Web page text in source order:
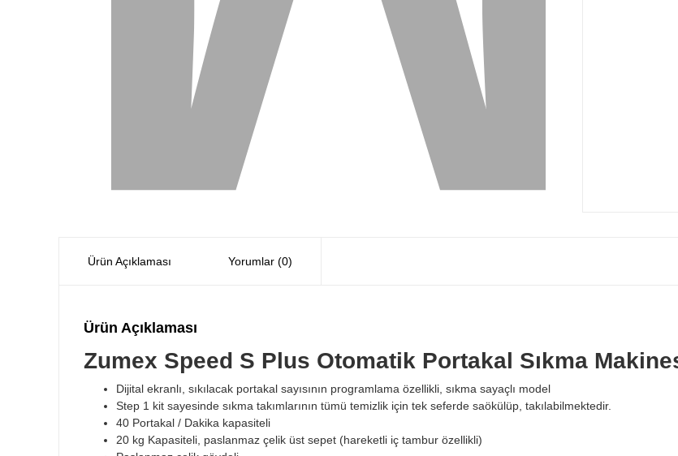
Ürün Açıklaması Yorumlar (0)
Ürün Açıklaması
Zumex Speed S Plus Otomatik Portakal Sıkma
Dijital ekranlı, sıkılacak portakal sayısının programlama özellikli, sıkma sayaçlı model
Step 1 kit sayesinde sıkma takımlarının tümü temizlik için tek seferde saökülüp, takılabilmektedir.
40 Portakal / Dakika kapasiteli
20 kg Kapasiteli, paslanmaz çelik üst sepet (hareketli iç tambur özellikli)